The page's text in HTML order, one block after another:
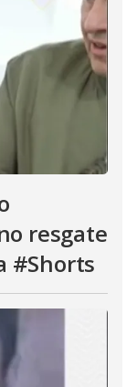
resgate
#Shorts